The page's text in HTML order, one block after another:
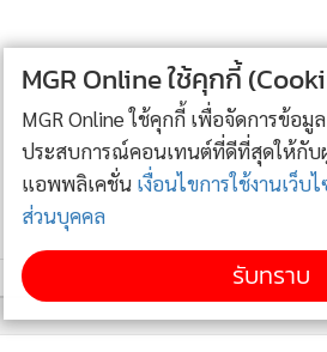
คมศาสตร์การพัฒนา เป็นจุดเริ่มต้นให้ผู้
ยเหลือสังคม
พรเพ็ญรับการชักชวนจากนายสมชาย
ฐานะผู้ช่วยประสานงาน คณะกรรมการ
ารรณรงค์สร้างความเข้าใจแก่สังคม
ได้ไปศึกษาต่อระดับประกาศนียบัตร
ศ ณ สถาบันเทคโนโลยี (Royal
กี้ (Cookies)
อจัดการข้อมูลส่วนบุคคลเพื่อนำเสนอ
ดีที่สุดให้กับผู้อ่านบนเว็บไซต์ และ
รใช้งานเว็บไซต์ และนโยบายสิทธิ
รับทราบ